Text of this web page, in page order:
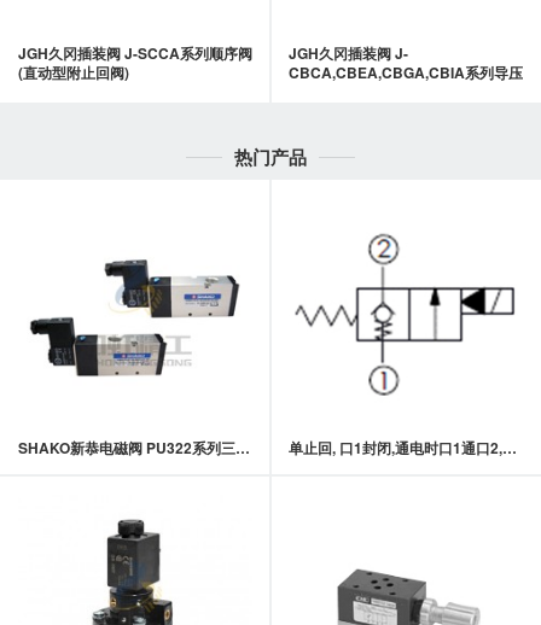
JGH久冈插装阀 J-SCCA系列顺序阀
(直动型附止回阀)
JGH久冈插装阀 J-
CBCA,CBEA,CBGA,CBIA系列导压
热门产品
SHAKO新恭电磁阀 PU322系列三口二位引导式电磁阀 单止回, 口1封闭,通电时口1通口2,快速关闭型常闭提动轴型电磁方向阀